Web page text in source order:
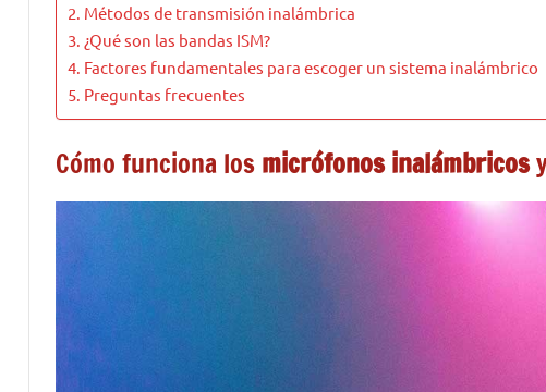
Métodos de transmisión inalámbrica
¿Qué son las bandas ISM?
Factores fundamentales para escoger un sistema inalámbrico
Preguntas frecuentes
Cómo funciona los micrófonos inalámbricos